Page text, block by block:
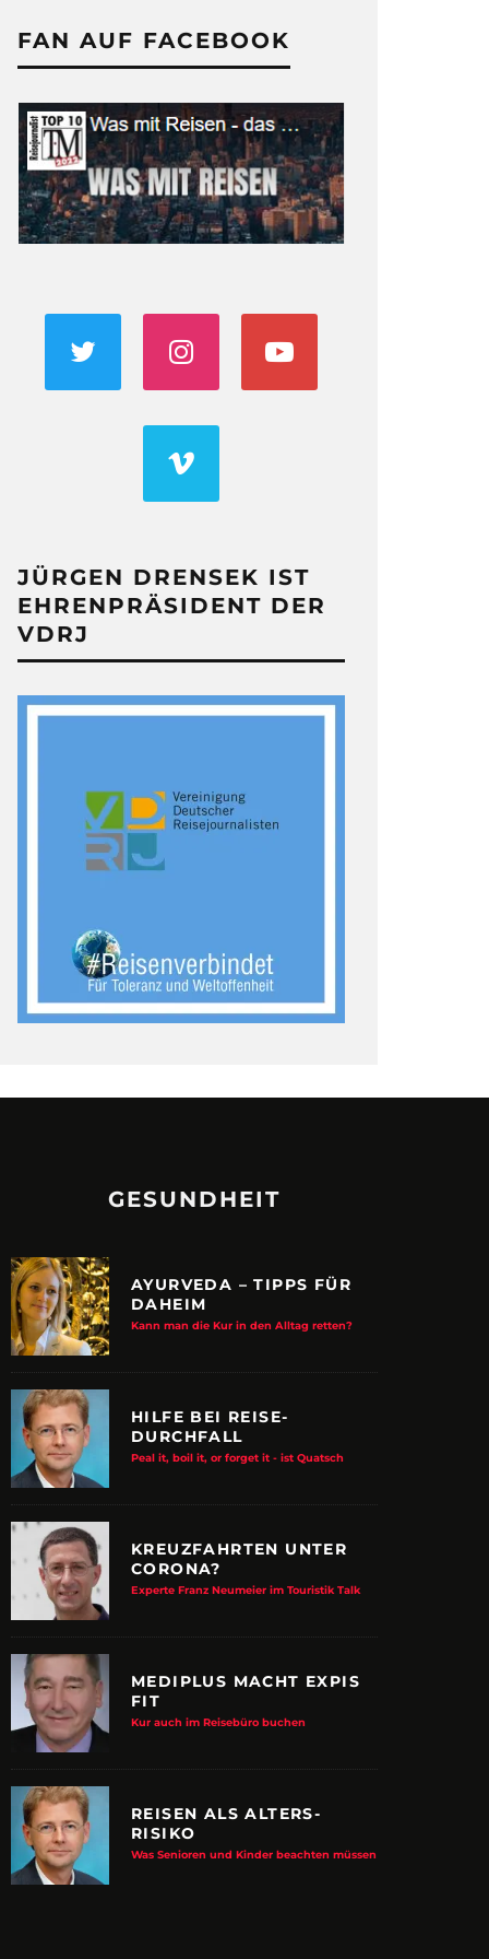
FAN AUF FACEBOOK
JÜRGEN DRENSEK IST
EHRENPRÄSIDENT DER
VDRJ
MACHER
System werden Reisen sicherer
ZUPANCIC
GESUNDHEIT
AYURVEDA – TIPPS FÜR
DAHEIM
Kann man die Kur in den Alltag retten?
HILFE BEI REISE-
DURCHFALL
Peal it, boil it, or forget it - ist Quatsch
KREUZFAHRTEN UNTER
CORONA?
Experte Franz Neumeier im Touristik Talk
MEDIPLUS MACHT EXPIS
FIT
Kur auch im Reisebüro buchen
REISEN ALS ALTERS-
RISIKO
Was Senioren und Kinder beachten müssen